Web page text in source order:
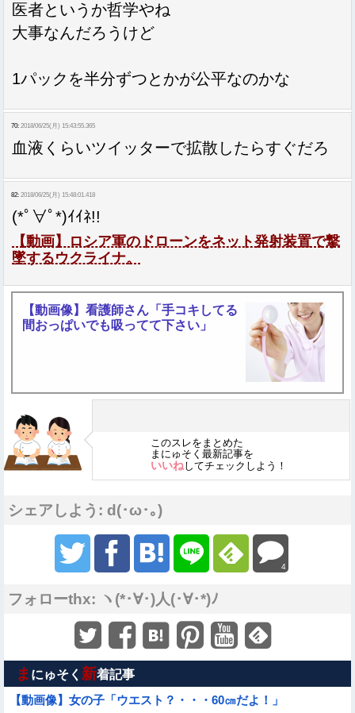
医者というか哲学やね
大事なんだろうけど
1パックを半分ずつとかが公平なのかな
70: 2018/06/25(月) 15:43:55.365
血液くらいツイッターで拡散したらすぐだろ
82: 2018/06/25(月) 15:48:01.418
(*ﾟ∀ﾟ*)ｲｲﾈ!!
【動画】ロシア軍のドローンをネット発射装置で撃
墜するウクライナ。
【動画像】看護師さん「手コキしてる
間おっぱいでも吸ってて下さい」
このスレをまとめた
まにゅそく最新記事を
いいねしてチェックしよう！
シェアしよう: d(･ω･｡)
4
フォローthx: ヽ(*･∀･)人(･∀･*)ﾉ
ま にゅそく 新着記事
【動画像】女の子「ウエスト？・・・60㎝だよ！」